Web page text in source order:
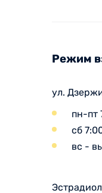
Режим
ул.
пн-пт
сб
вс -